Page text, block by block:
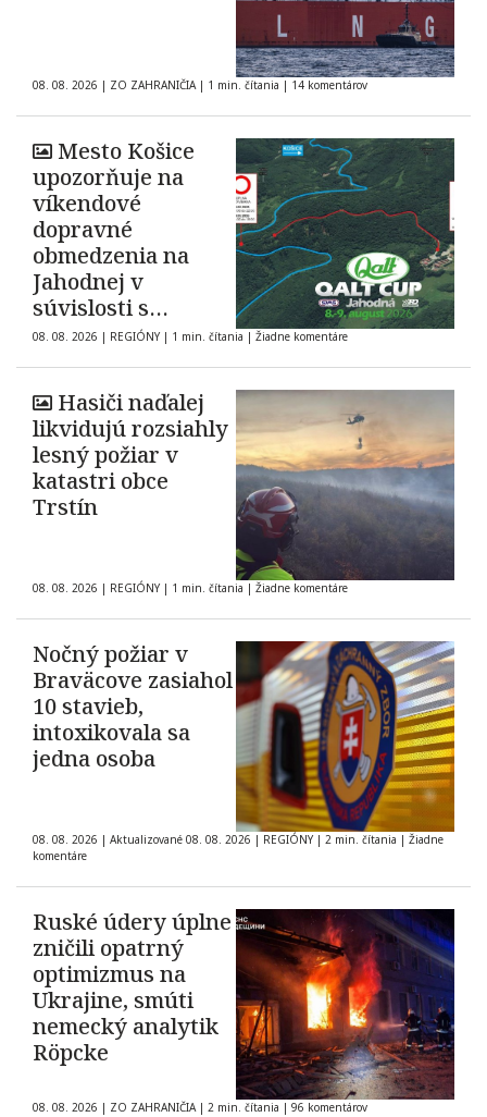
08. 08. 2026 | ZO ZAHRANIČIA | 1 min. čítania | 14 komentárov
Mesto Košice
upozorňuje na
víkendové
dopravné
obmedzenia na
Jahodnej v
súvislosti s
automobilovými
pretekmi
08. 08. 2026 | REGIÓNY | 1 min. čítania | Žiadne komentáre
Hasiči naďalej
likvidujú rozsiahly
lesný požiar v
katastri obce
Trstín
08. 08. 2026 | REGIÓNY | 1 min. čítania | Žiadne komentáre
Nočný požiar v
Braväcove zasiahol
10 stavieb,
intoxikovala sa
jedna osoba
08. 08. 2026 | Aktualizované 08. 08. 2026 | REGIÓNY | 2 min. čítania | Žiadne
komentáre
Ruské údery úplne
zničili opatrný
optimizmus na
Ukrajine, smúti
nemecký analytik
Röpcke
08. 08. 2026 | ZO ZAHRANIČIA | 2 min. čítania | 96 komentárov